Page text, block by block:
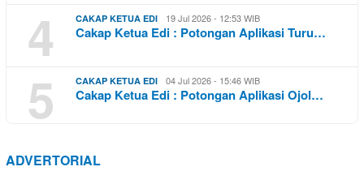
4 CAKAP KETUA EDI 19 Jul 2026 - 12:53 WIB
Cakap Ketua Edi : Potongan Aplikasi Turu…
5 CAKAP KETUA EDI 04 Jul 2026 - 15:46 WIB
Cakap Ketua Edi : Potongan Aplikasi Ojol…
ADVERTORIAL